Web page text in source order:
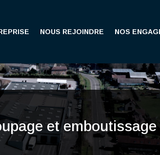
NOUS REJOINDRE NOS
et emboutissage